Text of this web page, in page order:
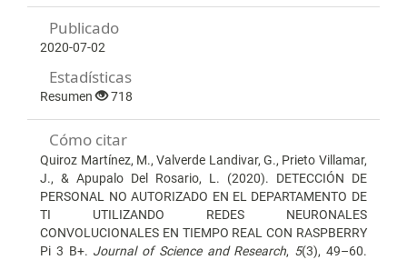
Publicado
2020-07-02
Estadísticas
Resumen 718
Cómo citar
Quiroz Martínez, M., Valverde Landivar, G., Prieto Villamar,
J., & Apupalo Del Rosario, L. (2020). DETECCIÓN DE
PERSONAL NO AUTORIZADO EN EL DEPARTAMENTO DE
TI UTILIZANDO REDES NEURONALES
CONVOLUCIONALES EN TIEMPO REAL CON RASPBERRY
Pi 3 B+. Journal of Science and Research, 5(3), 49–60.